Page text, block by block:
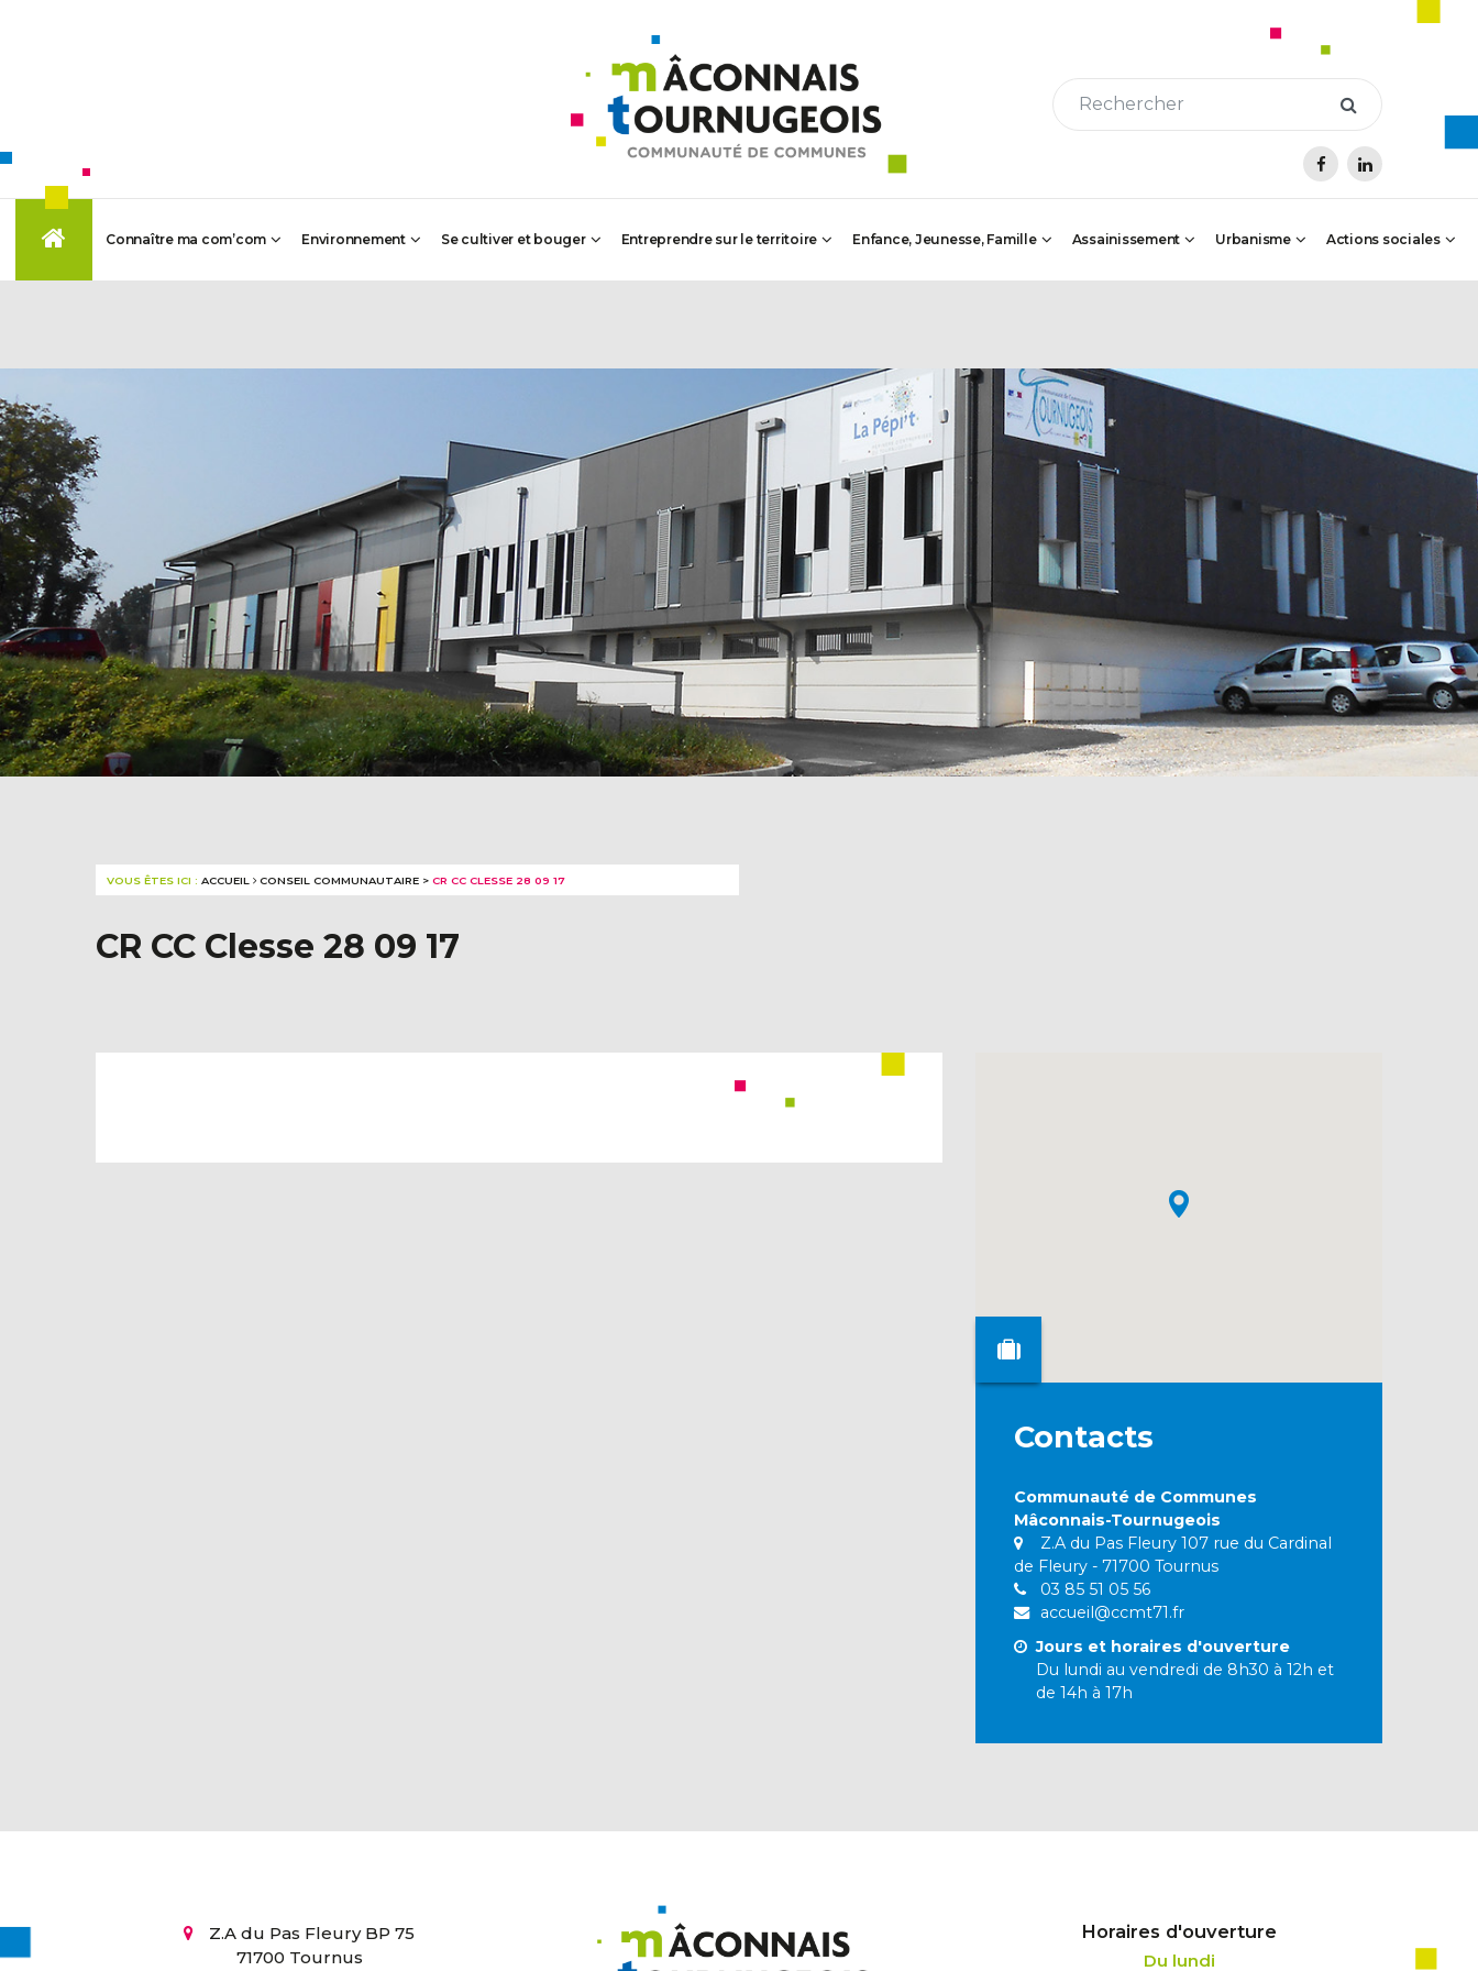
Connaître ma com’com Environnement Se cultiver et bouger Entreprendre sur le territoire Enfance, Jeunesse, Famille Assainissement Urbanisme Actions sociales
VOUS ÊTES ICI : ACCUEIL CONSEIL COMMUNAUTAIRE > CR CC CLESSE 28 09 17
CR CC Clesse 28 09 17
Contacts
Communauté de Communes
Mâconnais-Tournugeois
Z.A du Pas Fleury 107 rue du Cardinal
de Fleury - 71700 Tournus
03 85 51 05 56
accueil@ccmt71.fr
Jours et horaires d'ouverture
Du lundi au vendredi de 8h30 à 12h et
de 14h à 17h
Z.A du Pas Fleury BP 75
71700 Tournus
Horaires d'ouverture
Du lundi